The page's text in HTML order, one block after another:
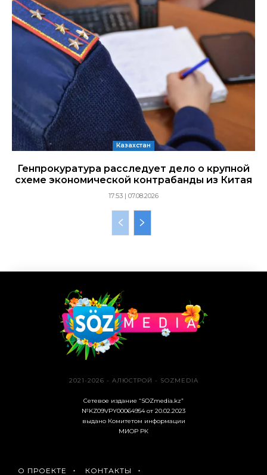
Казахстан
Генпрокуратура расследует дело о крупной
схеме экономической контрабанды из Китая
17:53 | 07.08.2026
2021-2026 - АЛЮСТРОЙ - SOZMEDIA
Сетевое издание “SOZmedia.kz”
№KZ09VPY00064954 от 20.02.2023
выдано Комитетом информации
МИОР РК
О ПРОЕКТЕ КОНТАКТЫ